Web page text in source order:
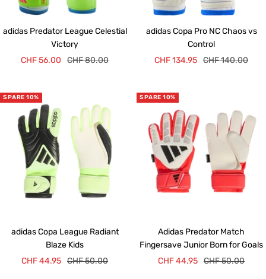
adidas Predator League Celestial
Victory
Angebotspreis
CHF 56.00
Regulärer
CHF 80.00
adidas Copa Pro NC Chaos vs
Control
Angebotspreis
CHF 134.95 Regulärer
CHF 140.00
SPARE 10%
adidas Copa League Radiant
Blaze Kids
Angebotspreis
CHF 44.95 Regulärer
CHF 50.00
SPARE 10%
Adidas Predator Match
Fingersave Junior Born for Goals
Angebotspreis
CHF 44.95 Regulärer
CHF 50.00